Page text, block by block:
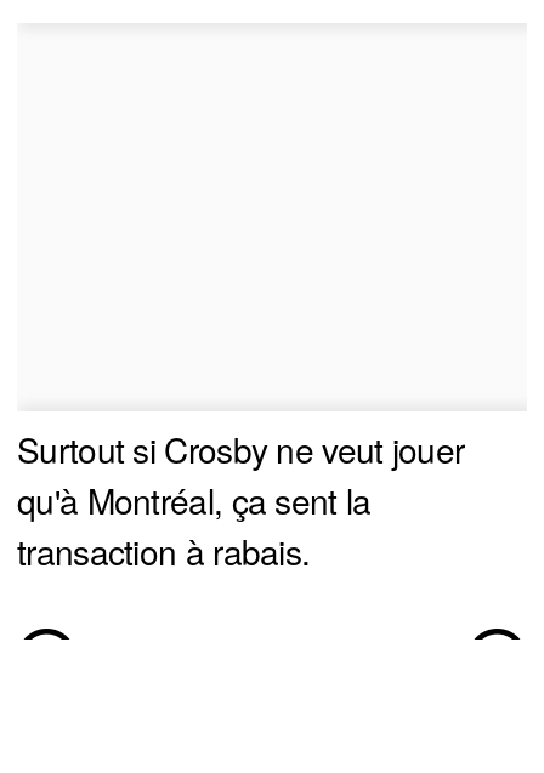
Surtout si Crosby ne veut jouer
qu'à Montréal, ça sent la
transaction à rabais.